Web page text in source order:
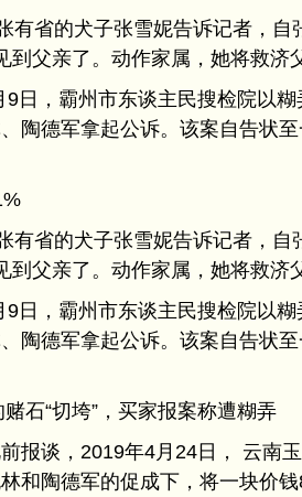
有省的犬子张雪妮告诉记者，自
到父亲了。动作家属，她将救济
9日，霸州市东谈主民搜检院以
陶德军拿起公诉。该案自告状
有省的犬子张雪妮告诉记者，自
到父亲了。动作家属，她将救济
9日，霸州市东谈主民搜检院以
陶德军拿起公诉。该案自告状
石“切垮”，买家报案称遭糊弄
报谈，2019年4月24日， 云南
和陶德军的促成下，将一块价